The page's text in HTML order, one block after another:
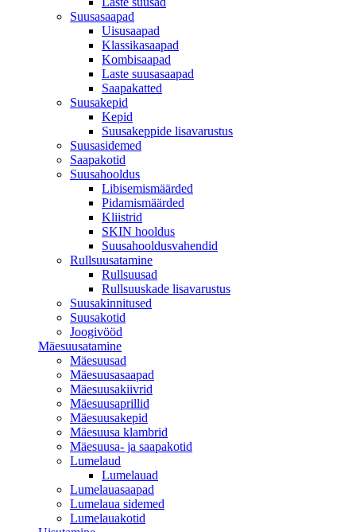
Suusasaapad
Uisusaapad
Klassikasaapad
Kombisaapad
Laste suusasaapad
Saapakatted
Suusakepid
Kepid
Suusakeppide lisavarustus
Suusasidemed
Saapakotid
Suusahooldus
Libisemismäärded
Pidamismäärded
Kliistrid
SKIN hooldus
Suusahooldusvahendid
Rullsuusatamine
Rullsuusad
Rullsuuskade lisavarustus
Suusakinnitused
Suusakotid
Joogivööd
Mäesuusatamine
Mäesuusad
Mäesuusasaapad
Mäesuusakiivrid
Mäesuusaprillid
Mäesuusakepid
Mäesuusa klambrid
Mäesuusa- ja saapakotid
Lumelaud
Lumelauad
Lumelauasaapad
Lumelaua sidemed
Lumelauakotid